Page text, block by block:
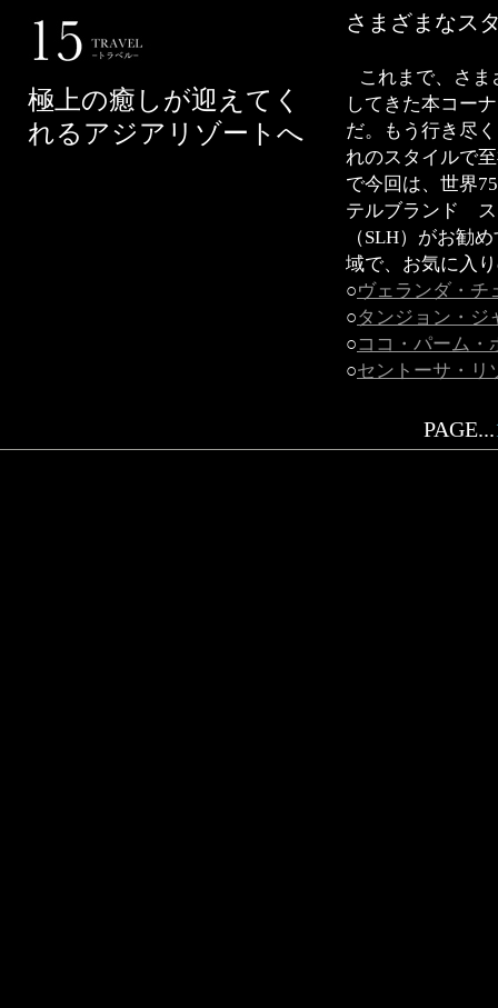
極上の癒しが迎えてく
れるアジアリゾートへ
さまざまなス
これまで、さ
してきた本コー
だ。もう行き尽
れのスタイルで
で今回は、世界
テルブランド ス
（SLH）がお勧
域で、お気に入
○ヴェランダ・チ
○タンジョン・ジ
○ココ・パーム・
○セントーサ・リ
PAGE...